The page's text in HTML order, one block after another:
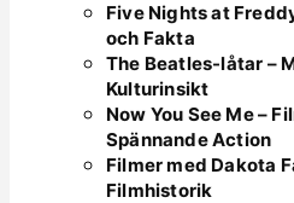
Five Nights at
och Fakta
The Beatles-låtar –
Kulturinsikt
Now You See Me –
Spännande Action
Filmer med Dakota
Filmhistorik